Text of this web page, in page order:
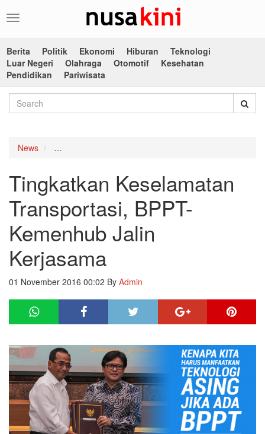
Toggle
Berita
Politik Ekonomi Hiburan
Teknologi
Luar Negeri
Olahraga Otomotif
Kesehatan
Pendidikan
Pariwisata
News
Tingkatkan Keselamatan
Transportasi, BPPT-
Kemenhub Jalin
Kerjasama
01 November 2016 00:02 By Admin